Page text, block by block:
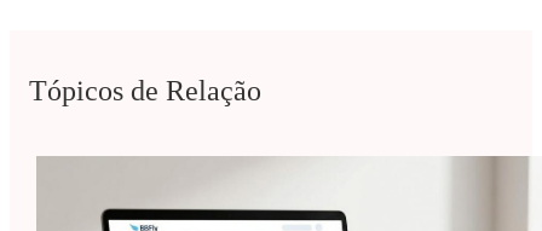
Tópicos de Relação